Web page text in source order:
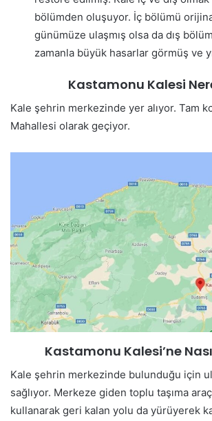
bölümden oluşuyor. İç bölümü
günümüze ulaşmış olsa da dış
zamanla büyük hasarlar görmüş ve
Kastamonu Kalesi
Kale şehrin merkezinde yer alıyor. Tam
Mahallesi olarak geçiyor.
Kastamonu Kalesi’ne
Kale şehrin merkezinde bulunduğu için
sağlıyor. Merkeze giden toplu taşıma
kullanarak geri kalan yolu da yürüyerek